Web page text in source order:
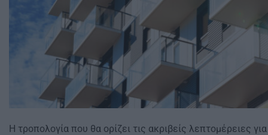
Η τροπολογία που θα ορίζει τις ακριβείς λεπτομέρειες